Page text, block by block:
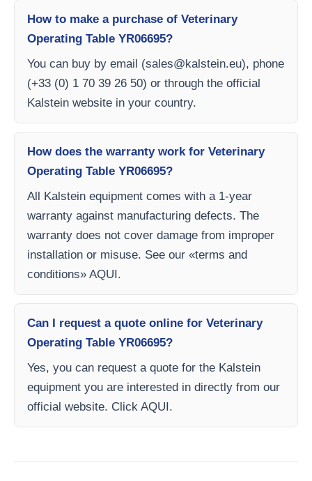
How to make a purchase of Veterinary
Operating Table YR06695?
You can buy by email (sales@kalstein.eu), phone
(+33 (0) 1 70 39 26 50) or through the official
Kalstein website in your country.
How does the warranty work for Veterinary
Operating Table YR06695?
All Kalstein equipment comes with a 1-year
warranty against manufacturing defects. The
warranty does not cover damage from improper
installation or misuse. See our «terms and
conditions» AQUI.
Can I request a quote online for Veterinary
Operating Table YR06695?
Yes, you can request a quote for the Kalstein
equipment you are interested in directly from our
official website. Click AQUI.